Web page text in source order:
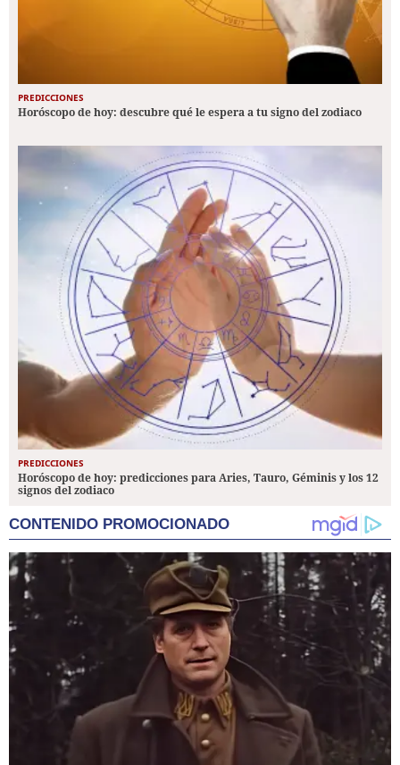
PREDICCIONES
Horóscopo de hoy: descubre qué le espera a tu signo del zodiaco
PREDICCIONES
Horóscopo de hoy: predicciones para Aries, Tauro, Géminis y los 12
signos del zodiaco
CONTENIDO PROMOCIONADO